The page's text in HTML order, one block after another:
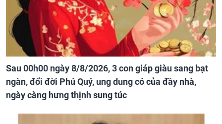
Sau 00h00 ngày 8/8/2026, 3 con giáp giàu sang bạt
ngàn, đổi đời Phú Quý, ung dung có của đầy nhà,
ngày càng hưng thịnh sung túc